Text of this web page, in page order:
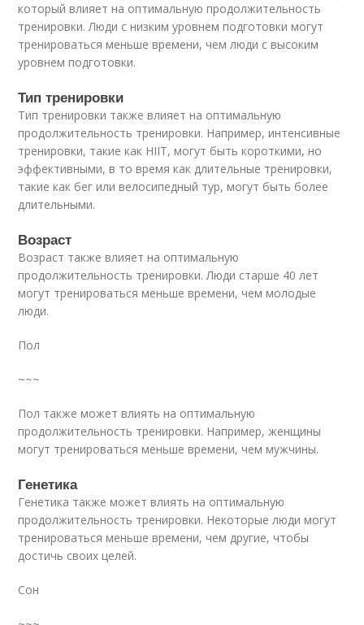
который влияет на оптимальную продолжительность
тренировки. Люди с низким уровнем подготовки могут
тренироваться меньше времени, чем люди с высоким
уровнем подготовки.
Тип тренировки
Тип тренировки также влияет на оптимальную
продолжительность тренировки. Например, интенсивные
тренировки, такие как HIIT, могут быть короткими, но
эффективными, в то время как длительные тренировки,
такие как бег или велосипедный тур, могут быть более
длительными.
Возраст
Возраст также влияет на оптимальную
продолжительность тренировки. Люди старше 40 лет
могут тренироваться меньше времени, чем молодые
люди.
Пол
~~~
Пол также может влиять на оптимальную
продолжительность тренировки. Например, женщины
могут тренироваться меньше времени, чем мужчины.
Генетика
Генетика также может влиять на оптимальную
продолжительность тренировки. Некоторые люди могут
тренироваться меньше времени, чем другие, чтобы
достичь своих целей.
Сон